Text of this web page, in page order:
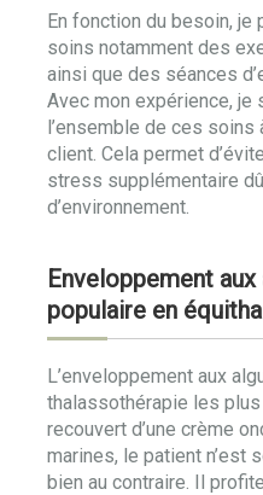
En fonction du besoin, je
soins notamment des
ainsi que des séances
Avec mon expérience, je
l’ensemble de ces soins
client. Cela permet
stress supplémentaire
d’environnement.
Enveloppement
populaire en
L’enveloppement aux
thalassothérapie les
recouvert d’une crème
marines, le patient n’est
bien au contraire. Il